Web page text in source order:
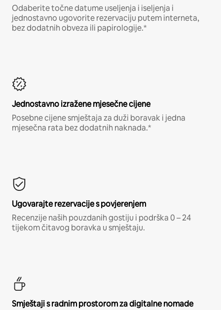
Odaberite točne datume useljenja i iseljenja i
jednostavno ugovorite rezervaciju putem interneta,
bez dodatnih obveza ili papirologije.*
Jednostavno izražene mjesečne cijene
Posebne cijene smještaja za duži boravak i jedna
mjesečna rata bez dodatnih naknada.*
Ugovarajte rezervacije s povjerenjem
Recenzije naših pouzdanih gostiju i podrška 0 – 24
tijekom čitavog boravka u smještaju.
Smještaji s radnim prostorom za digitalne nomade